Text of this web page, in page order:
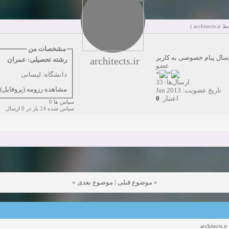
مشاهده:0
دعوت به همکاری مشاهده:0 زمان:10-11-2024
architects.ir
.)
architects.ir
پیام خصوصی به کاربر
عضو
ارسال‌ها: 33
تاریخ عضویت: Jan 2013
اعتبار: 0
مشخصات من
رشته تحصیلی: عمران
دانشگاه: لیسانی
مشاهده رزومه (پروفایل)
سپاس ها 0
سپاس شده 24 بار در 0 ارسال
« موضوع قبلی | موضوع بعدی »
architects.ir